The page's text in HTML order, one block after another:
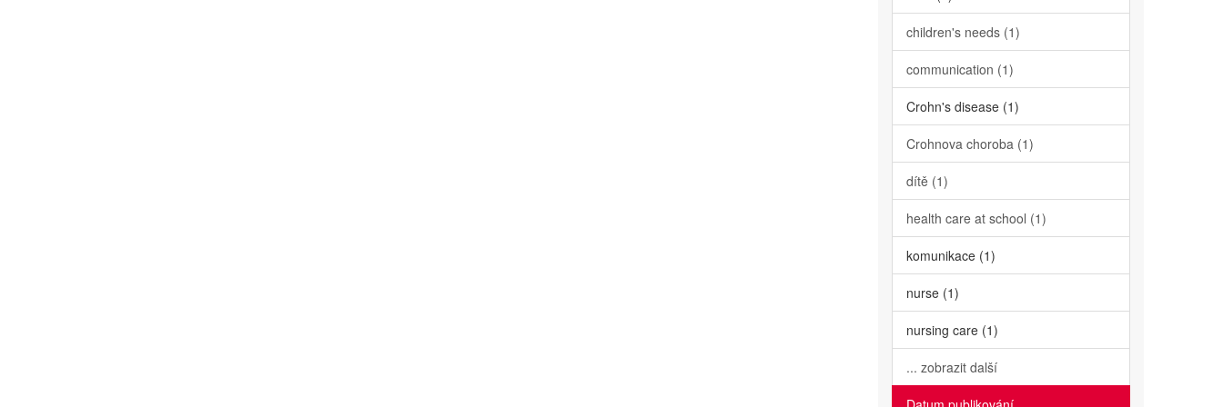
children's needs (1)
communication (1)
Crohn's disease (1)
Crohnova choroba (1)
dítě (1)
health care at school (1)
komunikace (1)
nurse (1)
nursing care (1)
... zobrazit další